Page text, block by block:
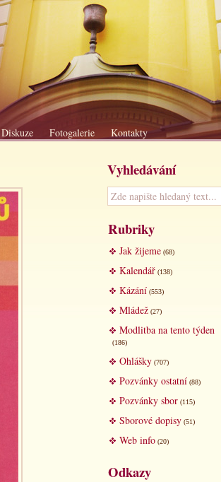
Diskuze Fotogalerie Kontakty
Vyhledávání
Rubriky
Jak žijeme (68)
Kalendář (138)
Kázání (553)
Mládež (27)
Modlitba na tento týden
(186)
Ohlášky (707)
Pozvánky ostatní (88)
Pozvánky sbor (115)
Sborové dopisy (51)
Web info (20)
Odkazy